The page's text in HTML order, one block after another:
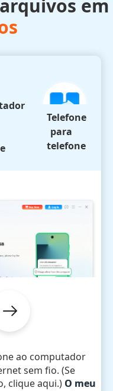
em
Telefone
para
telefone
ao computador
sem fio. (Se
clique aqui.) O meu